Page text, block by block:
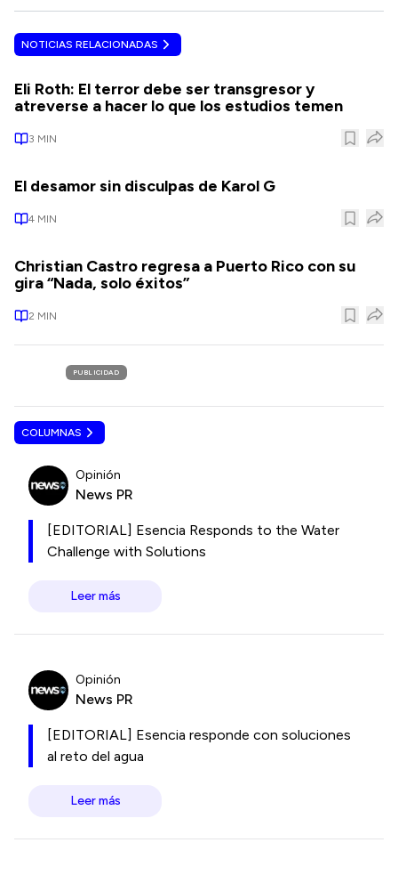
NOTICIAS RELACIONADAS
Eli Roth: El terror debe ser transgresor y
atreverse a hacer lo que los estudios temen
3 MIN
El desamor sin disculpas de Karol G
4 MIN
Christian Castro regresa a Puerto Rico con su
gira “Nada, solo éxitos”
2 MIN
PUBLICIDAD
COLUMNAS
Opinión
News PR
[EDITORIAL] Esencia Responds to the Water
Challenge with Solutions
Leer más
Opinión
News PR
[EDITORIAL] Esencia responde con soluciones
al reto del agua
Leer más